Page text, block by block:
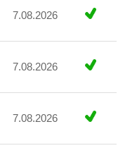
7.08.2026
7.08.2026
7.08.2026